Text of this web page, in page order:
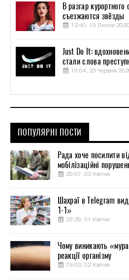
В разгар
съезжаются звёзды
12:40, 19 Липня 2020
Just Do It:
стали слова
19:04, 23 Червня
ПОПУЛЯРНІ ПОСТИ
Рада хоче посилити
мобілізаційні
20:07, 03 Квітня
Шахраї в Telegram
1-1»
23:29, 01 Квітня
Чому виникають
реакції організму
19:03, 02 Квітня